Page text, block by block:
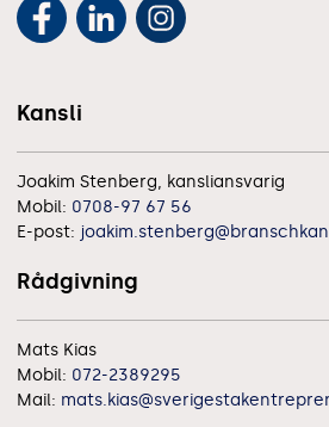
Kansli
Joakim Stenberg, kansliansvarig
Mobil: 0708-97 67 56
E-post:
Rådgivning
Mats Kias
Mobil: 072-2389295
Mail: